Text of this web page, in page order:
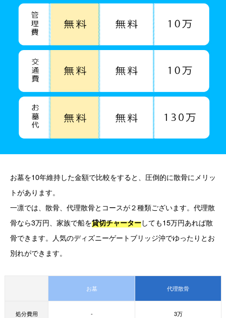
お墓を10年維持した金額で比較をすると、圧倒的に散骨にメリッ
トがあります。
一凛では、散骨、代理散骨とコースが２種類ございます。代理散
骨なら3万円、家族で船を貸切チャーターしても15万円あれば散
骨できます。人気のディズニーゲートブリッジ沖でゆったりとお
別れができます。
お墓 代理散骨
処分費用 - 3万